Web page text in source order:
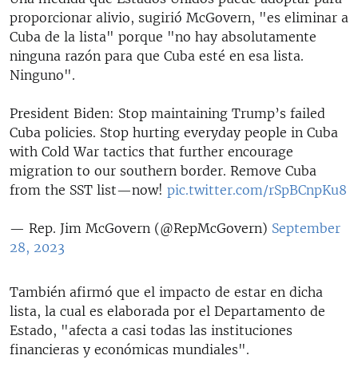
proporcionar alivio, sugirió McGovern, "es eliminar a
Cuba de la lista" porque "no hay absolutamente
ninguna razón para que Cuba esté en esa lista.
Ninguno".
President Biden: Stop maintaining Trump’s failed
Cuba policies. Stop hurting everyday people in Cuba
with Cold War tactics that further encourage
migration to our southern border. Remove Cuba
from the SST list—now! pic.twitter.com/rSpBCnpKu8
— Rep. Jim McGovern (@RepMcGovern) September
28, 2023
También afirmó que el impacto de estar en dicha
lista, la cual es elaborada por el Departamento de
Estado, "afecta a casi todas las instituciones
financieras y económicas mundiales".